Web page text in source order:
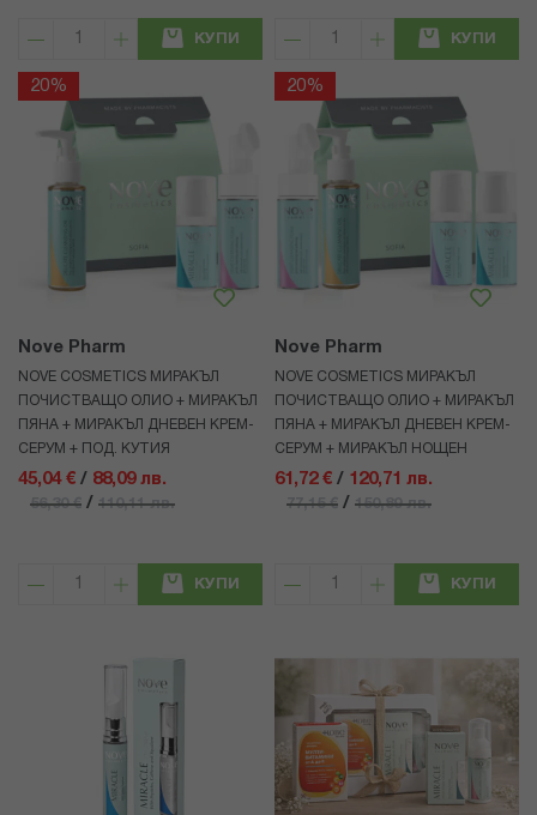
КУПИ КУПИ
20%
Nove Pharm
NOVE COSMETICS МИРАКЪЛ
ПОЧИСТВАЩО ОЛИО + МИРАКЪЛ
ПЯНА + МИРАКЪЛ ДНЕВЕН КРЕМ-
СЕРУМ + ПОД. КУТИЯ
45,04 € / 88,09 лв.
56,30 € / 110,11 лв.
КУПИ
20%
Nove Pharm
NOVE COSMETICS МИРАКЪЛ
ПОЧИСТВАЩО ОЛИО + МИРАКЪЛ
ПЯНА + МИРАКЪЛ ДНЕВЕН КРЕМ-
СЕРУМ + МИРАКЪЛ НОЩЕН
61,72 € / 120,71 лв.
77,15 € / 150,89 лв.
КУПИ